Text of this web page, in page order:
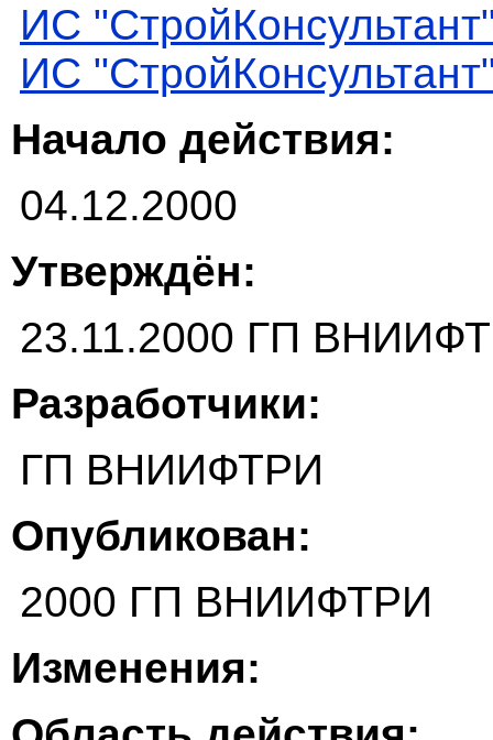
ИС
ИС
Начало действия:
04.12.2000
Утверждён:
23.11.2000 ГП
Разработчики:
ГП ВНИИФТРИ
Опубликован:
2000 ГП ВНИИФТРИ
Изменения: